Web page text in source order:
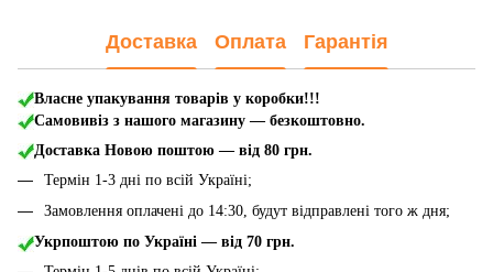
Доставка Оплата Гарантія
Власне упакування товарів у коробки!!!
Самовивіз з нашого магазину — безкоштовно.
Доставка Новою поштою — від 80 грн.
Термін 1-3 дні по всій Україні;
Замовлення оплачені до 14:30, будут відправлені того ж дня;
Укрпоштою по Україні — від 70 грн.